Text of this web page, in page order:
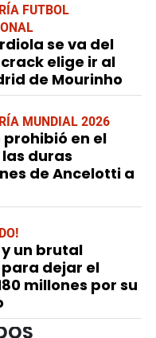
FUTBOL
se va del
elige ir al
de Mourinho
MUNDIAL 2026
prohibió en el
duras
de Ancelotti a
un brutal
dejar el
millones por su